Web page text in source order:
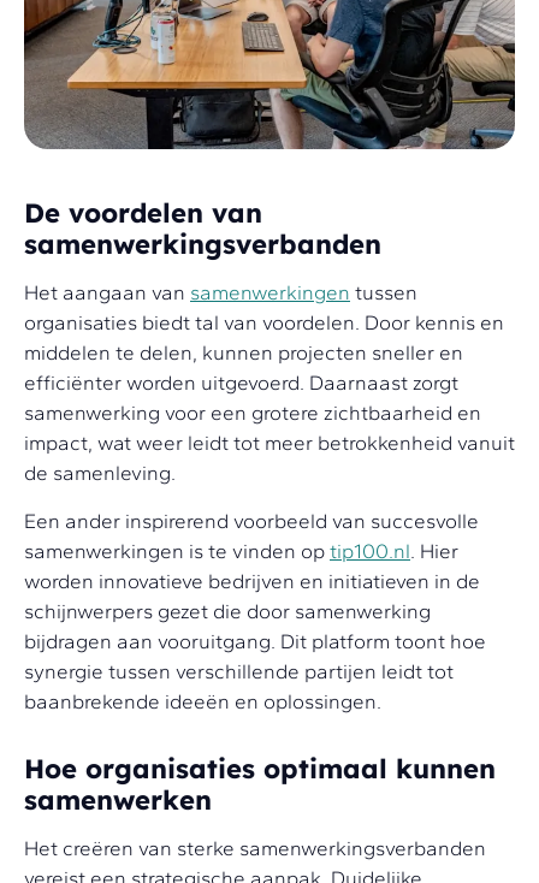
De voordelen van
samenwerkingsverbanden
Het aangaan van samenwerkingen tussen
organisaties biedt tal van voordelen. Door kennis en
middelen te delen, kunnen projecten sneller en
efficiënter worden uitgevoerd. Daarnaast zorgt
samenwerking voor een grotere zichtbaarheid en
impact, wat weer leidt tot meer betrokkenheid vanuit
de samenleving.
Een ander inspirerend voorbeeld van succesvolle
samenwerkingen is te vinden op tip100.nl. Hier
worden innovatieve bedrijven en initiatieven in de
schijnwerpers gezet die door samenwerking
bijdragen aan vooruitgang. Dit platform toont hoe
synergie tussen verschillende partijen leidt tot
baanbrekende ideeën en oplossingen.
Hoe organisaties optimaal kunnen
samenwerken
Het creëren van sterke samenwerkingsverbanden
vereist een strategische aanpak. Duidelijke